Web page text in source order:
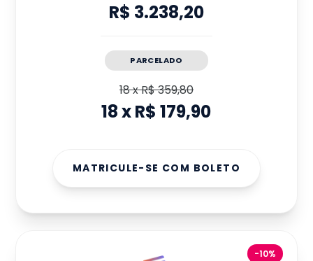
R$ 3.238,20
PARCELADO
18xR$ 359,80
18xR$ 179,90
MATRICULE-SE COM BOLETO
-10%